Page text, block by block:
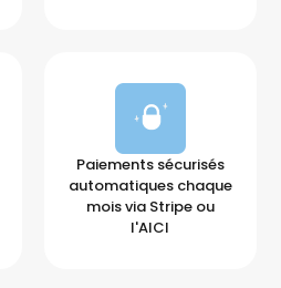
Paiements sécurisés
automatiques chaque
mois via Stripe ou
l'AICI